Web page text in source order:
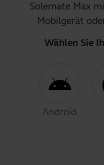
Solemate Max
Mobilgerät
Wählen Sie
Android